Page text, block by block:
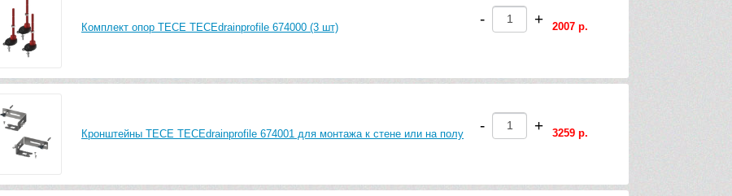
Комплект опор TECE TECEdrainprofile 674000 (3 шт) - + 2007 р.
Кронштейны TECE TECEdrainprofile 674001 для монтажа к стене или на полу - + 3259 р.